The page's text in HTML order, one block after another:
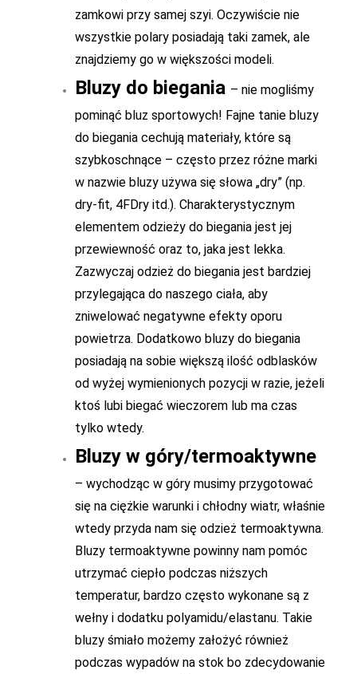
zamkowi przy samej szyi. Oczywiście nie
wszystkie polary posiadają taki zamek, ale
znajdziemy go w większości modeli.
Bluzy do biegania – nie mogliśmy
pominąć bluz sportowych! Fajne tanie bluzy
do biegania cechują materiały, które są
szybkoschnące – często przez różne marki
w nazwie bluzy używa się słowa „dry” (np.
dry-fit, 4FDry itd.). Charakterystycznym
elementem odzieży do biegania jest jej
przewiewność oraz to, jaka jest lekka.
Zazwyczaj odzież do biegania jest bardziej
przylegająca do naszego ciała, aby
zniwelować negatywne efekty oporu
powietrza. Dodatkowo bluzy do biegania
posiadają na sobie większą ilość odblasków
od wyżej wymienionych pozycji w razie, jeżeli
ktoś lubi biegać wieczorem lub ma czas
tylko wtedy.
Bluzy w góry/termoaktywne
– wychodząc w góry musimy przygotować
się na ciężkie warunki i chłodny wiatr, właśnie
wtedy przyda nam się odzież termoaktywna.
Bluzy termoaktywne powinny nam pomóc
utrzymać ciepło podczas niższych
temperatur, bardzo często wykonane są z
wełny i dodatku polyamidu/elastanu. Takie
bluzy śmiało możemy założyć również
podczas wypadów na stok bo zdecydowanie